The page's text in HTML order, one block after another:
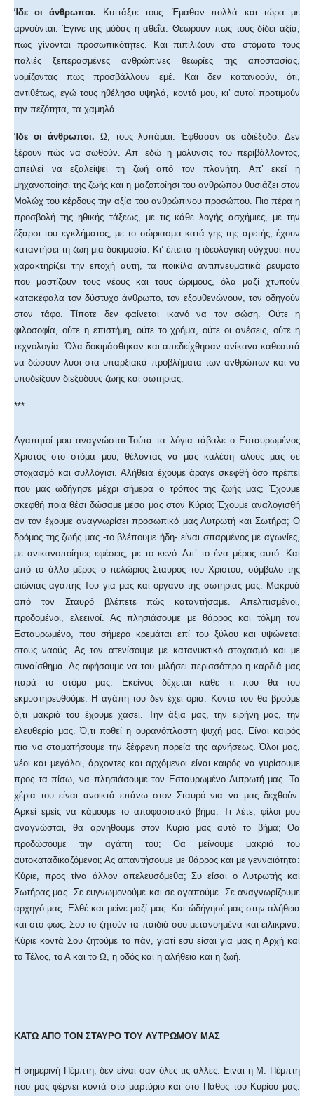
Ίδε οι άνθρωποι. Κυττάξτε τους. Έμαθαν πολλά και τώρα με
αρνούνται. Έγινε της μόδας η αθεΐα. Θεωρούν πως τους δίδει αξία,
πως γίνονται προσωπικότητες. Και πιπιλίζουν στα στόματά τους
παλιές ξεπερασμένες ανθρώπινες θεωρίες της αποστασίας,
νομίζοντας πως προσβάλλουν εμέ. Και δεν κατανοούν, ότι,
αντιθέτως, εγώ τους ηθέλησα υψηλά, κοντά μου, κι’ αυτοί προτιμούν
την πεζότητα, τα χαμηλά.
Ίδε οι άνθρωποι. Ω, τους λυπάμαι. Έφθασαν σε αδιέξοδο. Δεν
ξέρουν πώς να σωθούν. Απ’ εδώ η μόλυνσις του περιβάλλοντος,
απειλεί να εξαλείψει τη ζωή από τον πλανήτη. Απ’ εκεί η
μηχανοποίησι της ζωής και η μαζοποίησι του ανθρώπου θυσιάζει στον
Μολώχ του κέρδους την αξία του ανθρώπινου προσώπου. Πιο πέρα η
προσβολή της ηθικής τάξεως, με τις κάθε λογής ασχήμιες, με την
έξαρσι του εγκλήματος, με το σώριασμα κατά γης της αρετής, έχουν
καταντήσει τη ζωή μια δοκιμασία. Κι’ έπειτα η ιδεολογική σύγχυσι που
χαρακτηρίζει την εποχή αυτή, τα ποικίλα αντιπνευματικά ρεύματα
που μαστίζουν τους νέους και τους ώριμους, όλα μαζί χτυπούν
κατακέφαλα τον δύστυχο άνθρωπο, τον εξουθενώνουν, τον οδηγούν
στον τάφο. Τίποτε δεν φαίνεται ικανό να τον σώση. Ούτε η
φιλοσοφία, ούτε η επιστήμη, ούτε το χρήμα, ούτε οι ανέσεις, ούτε η
τεχνολογία. Όλα δοκιμάσθηκαν και απεδείχθησαν ανίκανα καθεαυτά
να δώσουν λύσι στα υπαρξιακά προβλήματα των ανθρώπων και να
υποδείξουν διεξόδους ζωής και σωτηρίας.
***
Αγαπητοί μου αναγνώσται.Τούτα τα λόγια τάβαλε ο Εσταυρωμένος
Χριστός στο στόμα μου, θέλοντας να μας καλέση όλους μας σε
στοχασμό και συλλόγισι. Αλήθεια έχουμε άραγε σκεφθή όσο πρέπει
που μας ωδήγησε μέχρι σήμερα ο τρόπος της ζωής μας; Έχουμε
σκεφθή ποια θέσι δώσαμε μέσα μας στον Κύριο; Έχουμε αναλογισθή
αν τον έχουμε αναγνωρίσει προσωπικό μας Λυτρωτή και Σωτήρα; Ο
δρόμος της ζωής μας -το βλέπουμε ήδη- είναι σπαρμένος με αγωνίες,
με ανικανοποίητες εφέσεις, με το κενό. Απ’ το ένα μέρος αυτό. Και
από το άλλο μέρος ο πελώριος Σταυρός του Χριστού, σύμβολο της
αιώνιας αγάπης Του για μας και όργανο της σωτηρίας μας. Μακρυά
από τον Σταυρό βλέπετε πώς καταντήσαμε. Απελπισμένοι,
προδομένοι, ελεεινοί. Ας πλησιάσουμε με θάρρος και τόλμη τον
Εσταυρωμένο, που σήμερα κρεμάται επί του ξύλου και υψώνεται
στους ναούς. Ας τον ατενίσουμε με κατανυκτικό στοχασμό και με
συναίσθημα. Ας αφήσουμε να του μιλήσει περισσότερο η καρδιά μας
παρά το στόμα μας. Εκείνος δέχεται κάθε τι που θα του
εκμυστηρευθούμε. Η αγάπη του δεν έχει όρια. Κοντά του θα βρούμε
ό,τι μακριά του έχουμε χάσει. Την άξια μας, την ειρήνη μας, την
ελευθερία μας. Ό,τι ποθεί η ουρανόπλαστη ψυχή μας. Είναι καιρός
πια να σταματήσουμε την ξέφρενη πορεία της αρνήσεως. Όλοι μας,
νέοι και μεγάλοι, άρχοντες και αρχόμενοι είναι καιρός να γυρίσουμε
προς τα πίσω, να πλησιάσουμε τον Εσταυρωμένο Λυτρωτή μας. Τα
χέρια του είναι ανοικτά επάνω στον Σταυρό νια να μας δεχθούν.
Αρκεί εμείς να κάμουμε το αποφασιστικό βήμα. Τι λέτε, φίλοι μου
αναγνώσται, θα αρνηθούμε στον Κύριο μας αυτό το βήμα; Θα
προδώσουμε την αγάπη του; Θα μείνουμε μακριά του
αυτοκαταδικαζόμενοι; Ας απαντήσουμε με θάρρος και με γενναιότητα:
Κύριε, προς τίνα άλλον απελευσόμεθα; Συ είσαι ο Λυτρωτής και
Σωτήρας μας. Σε ευγνωμονούμε και σε αγαπούμε. Σε αναγνωρίζουμε
αρχηγό μας. Ελθέ και μείνε μαζί μας. Και ώδήγησέ μας στην αλήθεια
και στο φως. Σου το ζητούν τα παιδιά σου μετανοημένα και ειλικρινά.
Κύριε κοντά Σου ζητούμε το πάν, γιατί εσύ είσαι για μας η Αρχή και
το Τέλος, το Α και το Ω, η οδός και η αλήθεια και η ζωή.
ΚΑΤΩ ΑΠΟ ΤΟΝ ΣΤΑΥΡΟ ΤΟΥ ΛΥΤΡΩΜΟΥ ΜΑΣ
Η σημερινή Πέμπτη, δεν είναι σαν όλες τις άλλες. Είναι η Μ. Πέμπτη
που μας φέρνει κοντά στο μαρτύριο και στο Πάθος του Κυρίου μας.